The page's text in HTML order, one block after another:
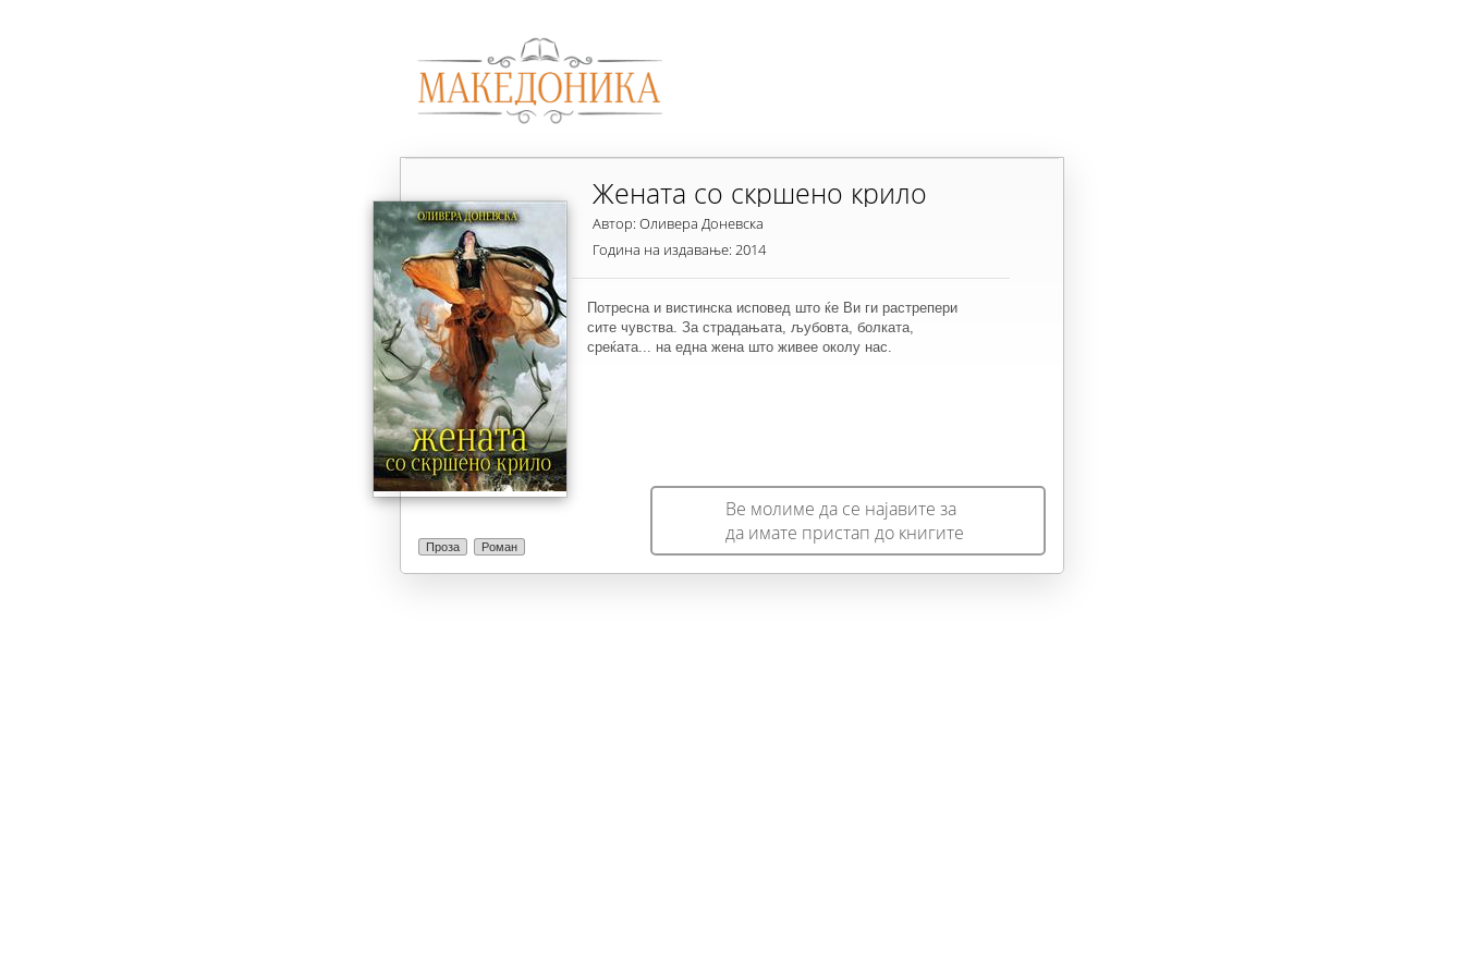
Проза Роман
Жената со скршено крило
Автор: Оливера Доневска
Година на издавање: 2014
Потресна и вистинска исповед што ќе Ви ги растрепери
сите чувства. За страдањата, љубовта, болката,
среќата... на една жена што живее околу нас.
Ве молиме да се најавите за
да имате пристап до книгите